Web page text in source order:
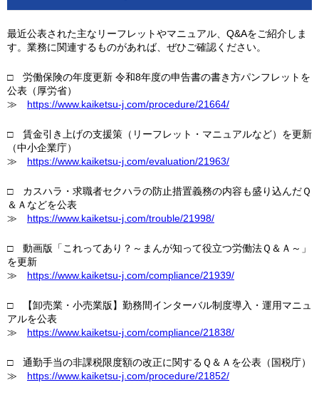
最近公表された主なリーフレットやマニュアル、Q&Aをご紹介しま
す。業務に関連するものがあれば、ぜひご確認ください。
□ 労働保険の年度更新 令和8年度の申告書の書き方パンフレットを
公表（厚労省）
≫ https://www.kaiketsu-j.com/procedure/21664/
□ 賃金引き上げの支援策（リーフレット・マニュアルなど）を更新
（中小企業庁）
≫ https://www.kaiketsu-j.com/evaluation/21963/
□ カスハラ・求職者セクハラの防止措置義務の内容も盛り込んだＱ
＆Ａなどを公表
≫ https://www.kaiketsu-j.com/trouble/21998/
□ 動画版「これってあり？～まんが知って役立つ労働法Ｑ＆Ａ～」
を更新
≫ https://www.kaiketsu-j.com/compliance/21939/
□ 【卸売業・小売業版】勤務間インターバル制度導入・運用マニュ
アルを公表
≫ https://www.kaiketsu-j.com/compliance/21838/
□ 通勤手当の非課税限度額の改正に関するＱ＆Ａを公表（国税庁）
≫ https://www.kaiketsu-j.com/procedure/21852/